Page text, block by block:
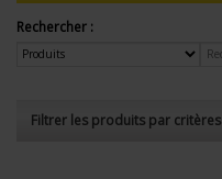
Rechercher :
Filtrer les produits par critères